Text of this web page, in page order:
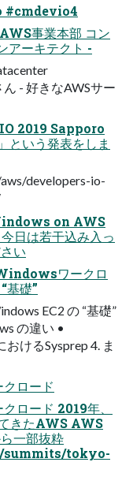
#cmdevio4
事業本部 コン
アーキテクト -
- 好きなAWSサー
2019 Sapporo
いう発表をしま
developers-io-
on AWS
日は若干込み入っ
い
ワークロ
礎”
EC2 の “基礎”
の違い •
おけるSysprep 4. ま
ロード
ロード 2019年、
きたAWS AWS
一部抜粋
summits/tokyo-